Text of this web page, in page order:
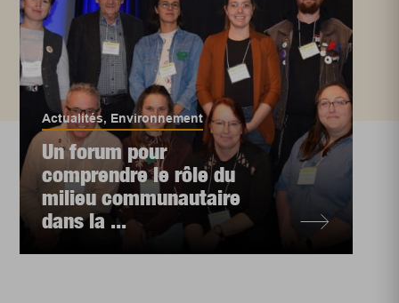
Actualités, Environnement
Un forum pour
comprendre le rôle du
milieu communautaire
dans la ...